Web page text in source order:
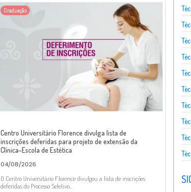
Graduação
Centro Universitário Florence divulga lista de
inscrições deferidas para projeto de extensão da
Clínica-Escola de Estética
04/08/2026
O Centro Universitário Florence divulgou a lista de inscrições
deferidas do Processo Seletivo...